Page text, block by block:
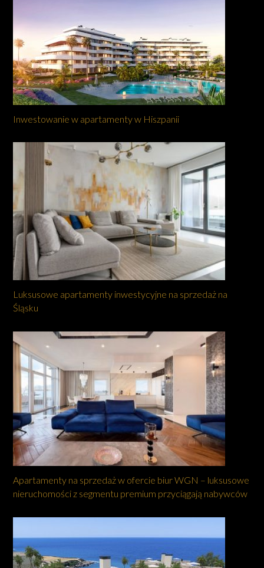
Inwestowanie w apartamenty w Hiszpanii
Luksusowe apartamenty inwestycyjne na sprzedaż na
Śląsku
Apartamenty na sprzedaż w ofercie biur WGN – luksusowe
nieruchomości z segmentu premium przyciągają nabywców